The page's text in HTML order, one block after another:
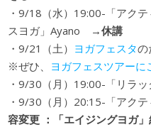
・9/18（水）19:00-「アク
スヨガ」Ayano →休講
・9/21（土） ヨガフェスタの
※ぜひ、 ヨガフェスツアーに
・9/30（月）19:00-「リラ
・9/30（月）20:15-「アク
容変更 ：「エイジングヨガ